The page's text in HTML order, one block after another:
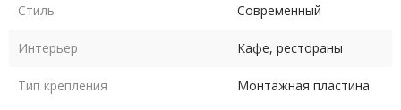
Стиль Современный
Интерьер Кафе, рестораны
Тип крепления Монтажная пластина